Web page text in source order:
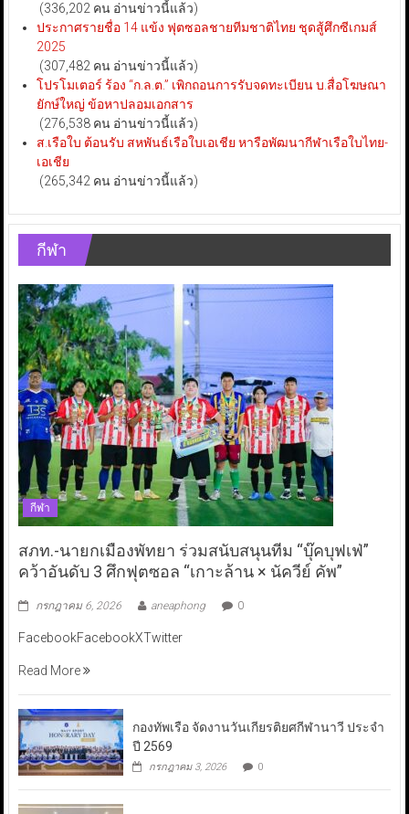
(336,202 คน อ่านข่าวนี้แล้ว)
ประกาศรายชื่อ 14 แข้ง ฟุตซอลชายทีมชาติไทย ชุดสู้ศึกซีเกมส์
2025
(307,482 คน อ่านข่าวนี้แล้ว)
โปรโมเตอร์ ร้อง “ก.ล.ต.” เพิกถอนการรับจดทะเบียน บ.สื่อโฆษณา
ยักษ์ใหญ่ ข้อหาปลอมเอกสาร
(276,538 คน อ่านข่าวนี้แล้ว)
ส.เรือใบ ต้อนรับ สหพันธ์เรือใบเอเชีย หารือพัฒนากีฬาเรือใบไทย-
เอเชีย
(265,342 คน อ่านข่าวนี้แล้ว)
กีฬา
กีฬา
สภท.-นายกเมืองพัทยา ร่วมสนับสนุนทีม “บุ๊คบุฟเฟ่”
คว้าอันดับ 3 ศึกฟุตซอล “เกาะล้าน × นัควีย์ คัพ”
กรกฎาคม 6, 2026 aneaphong 0
FacebookFacebookXTwitter
Read More
กองทัพเรือ จัดงานวันเกียรติยศกีฬานาวี ประจำ
ปี 2569
กรกฎาคม 3, 2026 0